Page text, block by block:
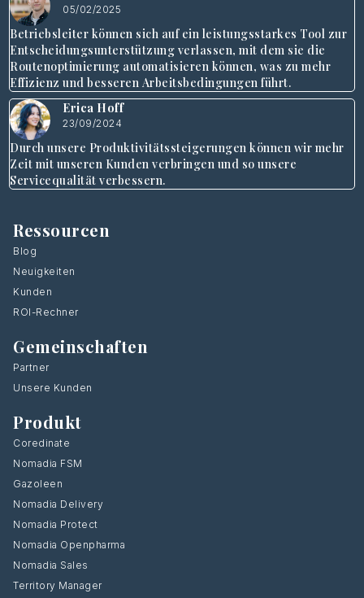
05/02/2025
Betriebsleiter können sich auf ein leistungsstarkes Tool zur
Entscheidungsunterstützung verlassen, mit dem sie die
Routenoptimierung automatisieren können, was zu mehr
Effizienz und besseren Arbeitsbedingungen führt.
Erica Hoff
23/09/2024
Durch unsere Produktivitätssteigerungen können wir mehr
Zeit mit unseren Kunden verbringen und so unsere
Servicequalität verbessern.
Ressourcen
Blog
Neuigkeiten
Kunden
ROI-Rechner
Gemeinschaften
Partner
Unsere Kunden
Produkt
Coredinate
Nomadia FSM
Gazoleen
Nomadia Delivery
Nomadia Protect
Nomadia Openpharma
Nomadia Sales
Territory Manager